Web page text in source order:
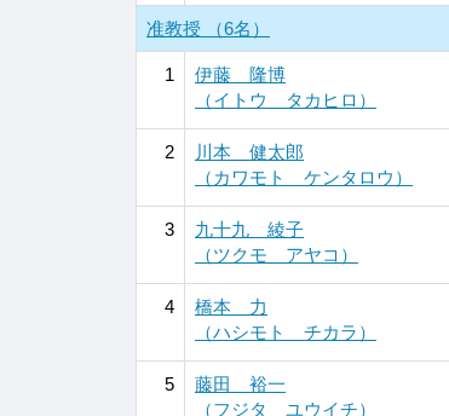
准教授 （6名）
1
伊藤 隆博
（イトウ タカヒロ）
2
川本 健太郎
（カワモト ケンタロウ）
3
九十九 綾子
（ツクモ アヤコ）
4
橋本 力
（ハシモト チカラ）
5
藤田 裕一
（フジタ ユウイチ）